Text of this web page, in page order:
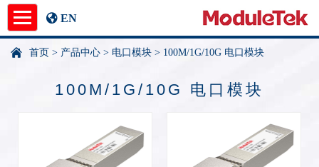
EN
首页 > 产品中心 > 电口模块 > 100M/1G/10G 电口模块
100M/1G/10G 电口模块
产品中心
应用指南
新闻中心